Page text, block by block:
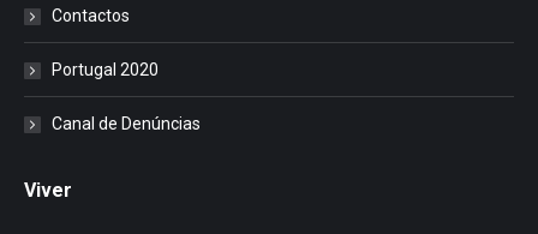
Contactos
Portugal 2020
Canal de Denúncias
Viver